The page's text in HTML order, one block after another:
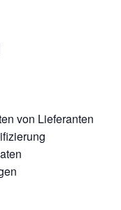
von Lieferanten